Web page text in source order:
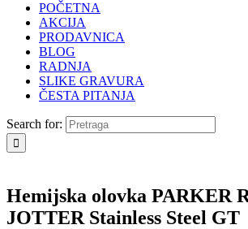
POČETNA
AKCIJA
PRODAVNICA
BLOG
RADNJA
SLIKE GRAVURA
ČESTA PITANJA
Search for:
Hemijska olovka PARKER
JOTTER Stainless Steel GT